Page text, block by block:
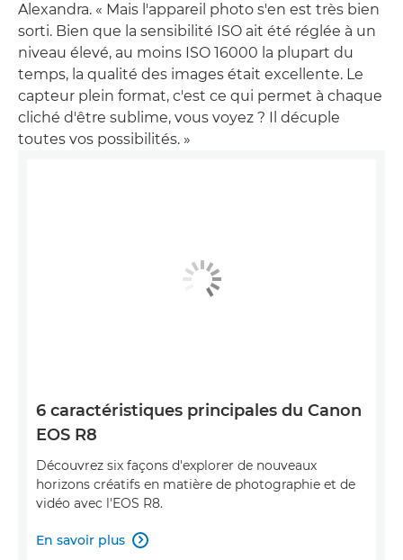
Alexandra. « Mais l'appareil photo s'en est très bien
sorti. Bien que la sensibilité ISO ait été réglée à un
niveau élevé, au moins ISO 16000 la plupart du
temps, la qualité des images était excellente. Le
capteur plein format, c'est ce qui permet à chaque
cliché d'être sublime, vous voyez ? Il décuple
toutes vos possibilités. »
6 caractéristiques principales du Canon
EOS R8
Découvrez six façons d'explorer de nouveaux
horizons créatifs en matière de photographie et de
vidéo avec l'EOS R8.
En savoir plus 